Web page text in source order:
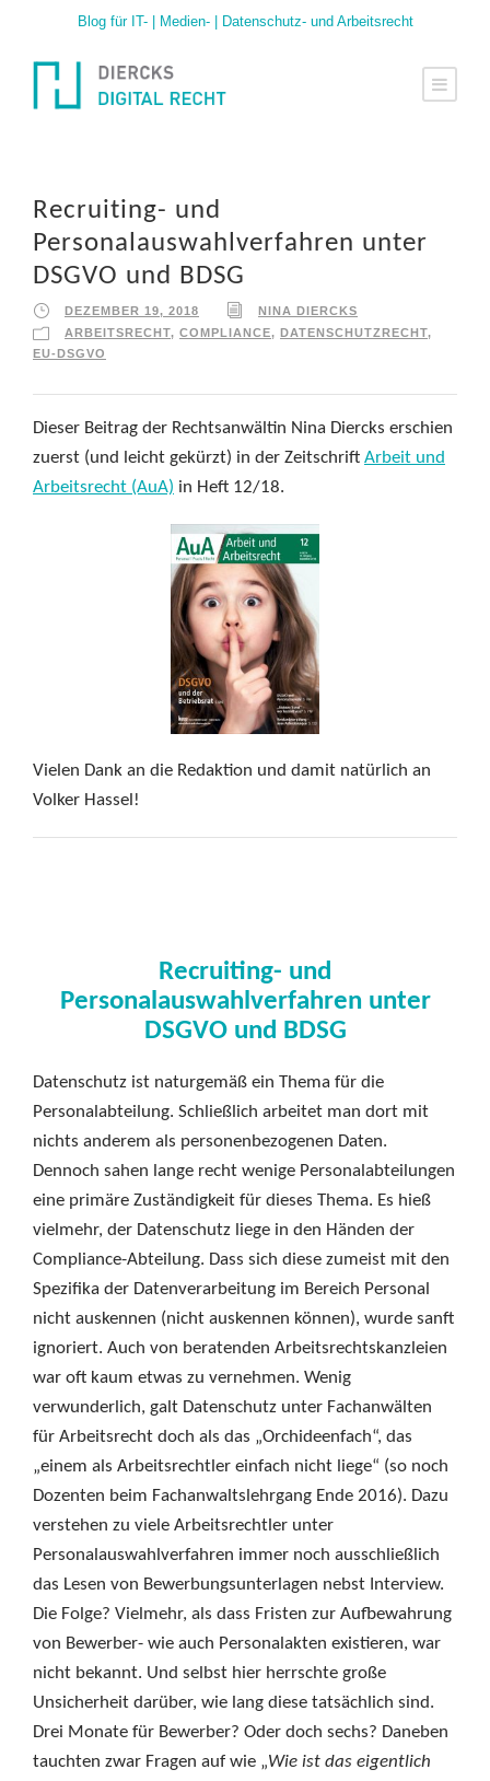
Blog für IT- | Medien- | Datenschutz- und Arbeitsrecht
Recruiting- und
Personalauswahlverfahren unter
DSGVO und BDSG
DEZEMBER 19, 2018
NINA DIERCKS
ARBEITSRECHT, COMPLIANCE, DATENSCHUTZRECHT,
EU-DSGVO
Dieser Beitrag der Rechtsanwältin Nina Diercks erschien
zuerst (und leicht gekürzt) in der Zeitschrift Arbeit und
Arbeitsrecht (AuA) in Heft 12/18.
Vielen Dank an die Redaktion und damit natürlich an
Volker Hassel!
Recruiting- und
Personalauswahlverfahren unter
DSGVO und BDSG
Datenschutz ist naturgemäß ein Thema für die
Personalabteilung. Schließlich arbeitet man dort mit
nichts anderem als personenbezogenen Daten.
Dennoch sahen lange recht wenige Personalabteilungen
eine primäre Zuständigkeit für dieses Thema. Es hieß
vielmehr, der Datenschutz liege in den Händen der
Compliance-Abteilung. Dass sich diese zumeist mit den
Spezifika der Datenverarbeitung im Bereich Personal
nicht auskennen (nicht auskennen können), wurde sanft
ignoriert. Auch von beratenden Arbeitsrechtskanzleien
war oft kaum etwas zu vernehmen. Wenig
verwunderlich, galt Datenschutz unter Fachanwälten
für Arbeitsrecht doch als das „Orchideenfach“, das
„einem als Arbeitsrechtler einfach nicht liege“ (so noch
Dozenten beim Fachanwaltslehrgang Ende 2016). Dazu
verstehen zu viele Arbeitsrechtler unter
Personalauswahlverfahren immer noch ausschließlich
das Lesen von Bewerbungsunterlagen nebst Interview.
Die Folge? Vielmehr, als dass Fristen zur Aufbewahrung
von Bewerber- wie auch Personalakten existieren, war
nicht bekannt. Und selbst hier herrschte große
Unsicherheit darüber, wie lang diese tatsächlich sind.
Drei Monate für Bewerber? Oder doch sechs? Daneben
tauchten zwar Fragen auf wie „Wie ist das eigentlich